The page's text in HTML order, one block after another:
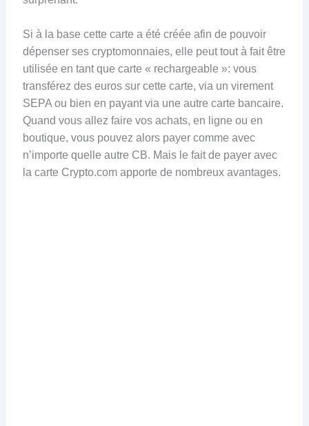
Si à la base cette carte a été créée afin de pouvoir
dépenser ses cryptomonnaies, elle peut tout à fait être
utilisée en tant que carte « rechargeable »: vous
transférez des euros sur cette carte, via un virement
SEPA ou bien en payant via une autre carte bancaire.
Quand vous allez faire vos achats, en ligne ou en
boutique, vous pouvez alors payer comme avec
n’importe quelle autre CB. Mais le fait de payer avec
la carte Crypto.com apporte de nombreux avantages.